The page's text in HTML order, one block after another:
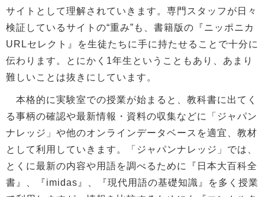
サイトとして理解されていきます。専門スタッフが日々
検証しているサイトの“重み”も、書籍版の『ニッポニカ
URLセレクト』を生徒たちに手に持たせることで十分に
伝わります。とにかく1年生ということもあり、あまり
難しいことは抜きにしています。
本格的に実験室での授業が始まると、教科書に出てく
る事柄の確認や最新情報・資料の収集などに「ジャパン
ナレッジ」や他のオンラインデータベースを適宜、教材
として利用していきます。「ジャパンナレッジ」では、
とくに最新の内容や用語を調べるために『日本大百科全
書』、『imidas』、『現代用語の基礎知識』を多く授業